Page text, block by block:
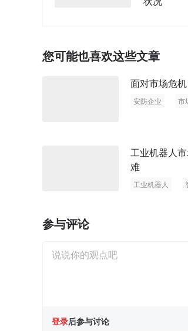
您可能也喜欢这些文章
面对市场危
安防企业 市
工业机器人
难
工业机器人
参与评论
登录后参与讨论